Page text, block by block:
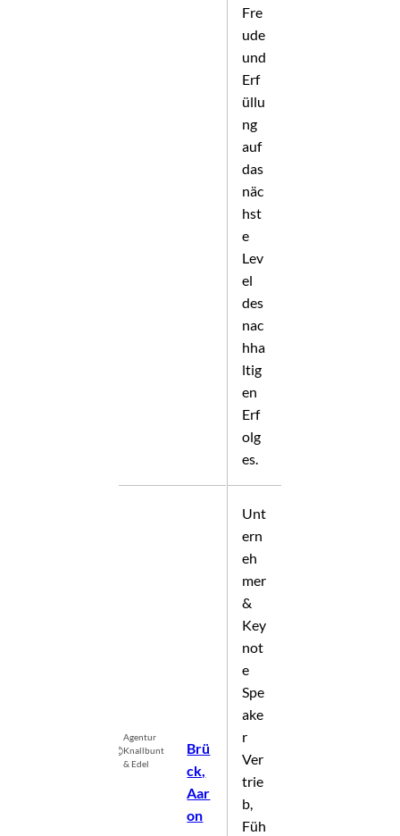
©
Agentur
Knallbunt
& Edel
Brü
ck,
Aar
on
Fre
ude
und
Erf
üllu
ng
auf
das
näc
hst
e
Lev
el
des
nac
hha
ltig
en
Erf
olg
es.
Unt
ern
eh
mer
&
Key
not
e
Spe
ake
r
Ver
trie
b,
Füh